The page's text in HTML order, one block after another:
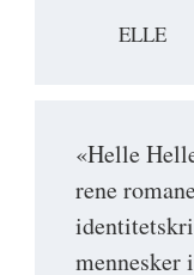
ELLE
«Helle
rene
mennesker